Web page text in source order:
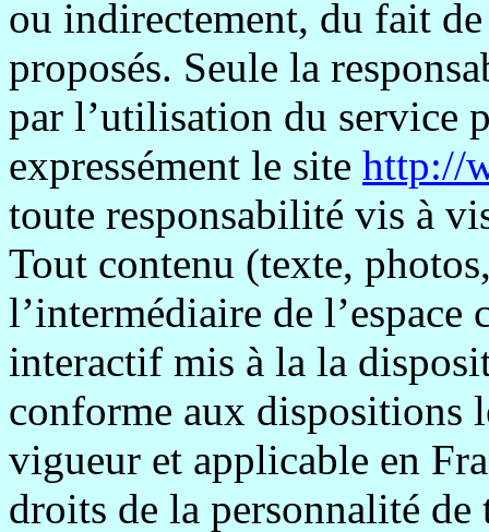
ou indirectement, du fait
proposés. Seule la
par l’utilisation du service
expressément le site http://
toute responsabilité vis à
Tout contenu (texte,
l’intermédiaire de l’espace
interactif mis à la la
conforme aux dispositions
vigueur et applicable en
droits de la personnalité